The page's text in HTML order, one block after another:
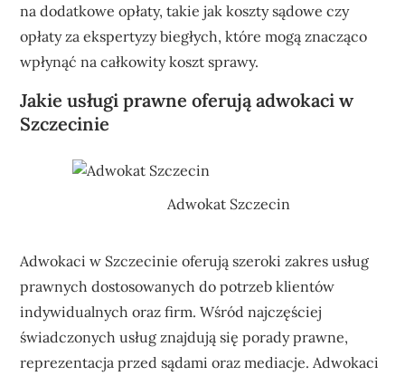
na dodatkowe opłaty, takie jak koszty sądowe czy
opłaty za ekspertyzy biegłych, które mogą znacząco
wpłynąć na całkowity koszt sprawy.
Jakie usługi prawne oferują adwokaci w
Szczecinie
Adwokat Szczecin
Adwokaci w Szczecinie oferują szeroki zakres usług
prawnych dostosowanych do potrzeb klientów
indywidualnych oraz firm. Wśród najczęściej
świadczonych usług znajdują się porady prawne,
reprezentacja przed sądami oraz mediacje. Adwokaci